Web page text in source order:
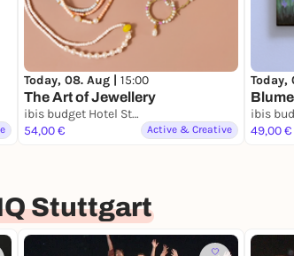
Today, 08. Aug | 15:00
The Art of Jewellery
ibis budget Hotel Stuttgart City Nord
54,00 €
Active & Creative 49,00 €
Stuttgart